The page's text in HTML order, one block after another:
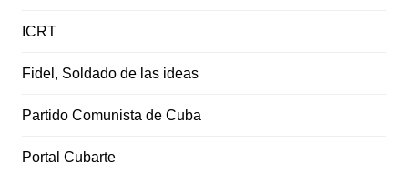
ICRT
Fidel, Soldado de las ideas
Partido Comunista de Cuba
Portal Cubarte